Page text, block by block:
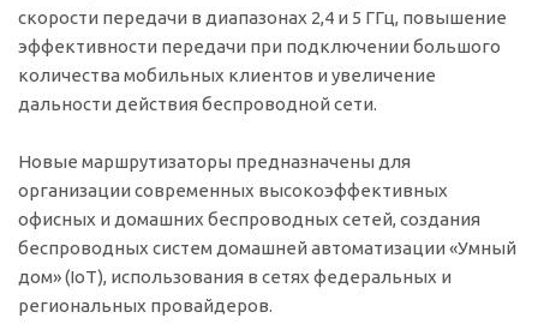
скорости передачи в диапазонах 2,4 и 5 ГГц, повышение
эффективности передачи при подключении большого
количества мобильных клиентов и увеличение
дальности действия беспроводной сети.
Новые маршрутизаторы предназначены для
организации современных высокоэффективных
офисных и домашних беспроводных сетей, создания
беспроводных систем домашней автоматизации «Умный
дом» (IoT), использования в сетях федеральных и
региональных провайдеров.